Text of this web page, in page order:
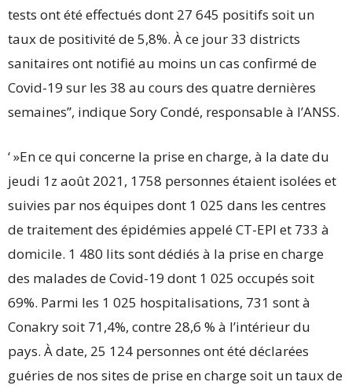
tests ont été effectués dont 27 645 positifs soit un
taux de positivité de 5,8%. À ce jour 33 districts
sanitaires ont notifié au moins un cas confirmé de
Covid-19 sur les 38 au cours des quatre dernières
semaines’’, indique Sory Condé, responsable à l’ANSS.
‘ »En ce qui concerne la prise en charge, à la date du
jeudi 1z août 2021, 1758 personnes étaient isolées et
suivies par nos équipes dont 1 025 dans les centres
de traitement des épidémies appelé CT-EPI et 733 à
domicile. 1 480 lits sont dédiés à la prise en charge
des malades de Covid-19 dont 1 025 occupés soit
69%. Parmi les 1 025 hospitalisations, 731 sont à
Conakry soit 71,4%, contre 28,6 % à l’intérieur du
pays. À date, 25 124 personnes ont été déclarées
guéries de nos sites de prise en charge soit un taux de